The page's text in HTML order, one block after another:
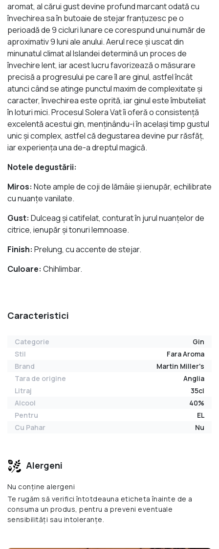
aromat, al cărui gust devine profund marcant odată cu
învechirea sa în butoaie de stejar franțuzesc pe o
perioadă de 9 cicluri lunare ce corespund unui număr de
aproximativ 9 luni ale anului. Aerul rece și uscat din
minunatul climat al Islandei determină un proces de
învechire lent, iar acest lucru favorizează o măsurare
precisă a progresului pe care îl are ginul, astfel încât
atunci când se atinge punctul maxim de complexitate și
caracter, învechirea este oprită, iar ginul este îmbuteliat
în loturi mici. Procesul Solera Vat îi oferă o consistență
excelentă acestui gin, menținându-i în același timp gustul
unic și complex, astfel că degustarea devine pur răsfăț,
iar experiența una de-a dreptul magică.
Notele degustării:
Miros: Note ample de coji de lămâie și ienupăr, echilibrate
cu nuanțe vanilate.
Gust: Dulceag și catifelat, conturat în jurul nuanțelor de
citrice, ienupăr și tonuri lemnoase.
Finish: Prelung, cu accente de stejar.
Culoare: Chihlimbar.
Caracteristici
Categorie
Gin
Stil
Fara Aroma
Brand
Martin Miller's
Tara de origine
Anglia
Litraj
35cl
Alcool
40%
Pentru
EL
Cu Pahar
Nu
Alergeni
Nu conține alergeni
Te rugăm să verifici întotdeauna eticheta înainte de a
consuma un produs, pentru a preveni eventuale
sensibilități sau intoleranțe.